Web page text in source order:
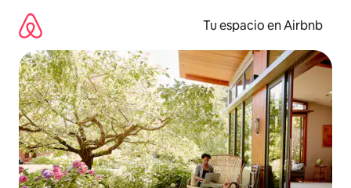
contenido
Tu espacio en Airbnb